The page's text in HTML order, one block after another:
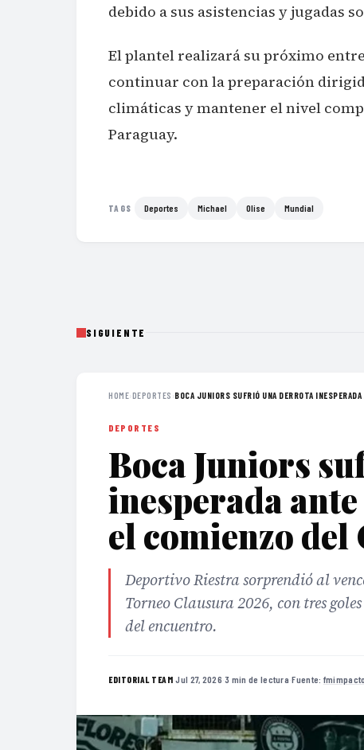
debido a sus asistencias y jugadas
El plantel realizará su próximo
continuar con la preparación
climáticas y mantener el nivel
Paraguay.
TAGS Deportes Michael Olise Mundial
SIGUIENTE
HOME›DEPORTES ›BOCA JUNIORS SUFRIÓ UNA DERROTA INESPERADA
DEPORTES
Boca Juniors
inesperada
el comienzo del
Deportivo Riestra sorprendió al
Torneo Clausura 2026, con tres
del encuentro.
EDITORIAL TEAM·Jul 27, 2026·3 min de lectura·Fuente: